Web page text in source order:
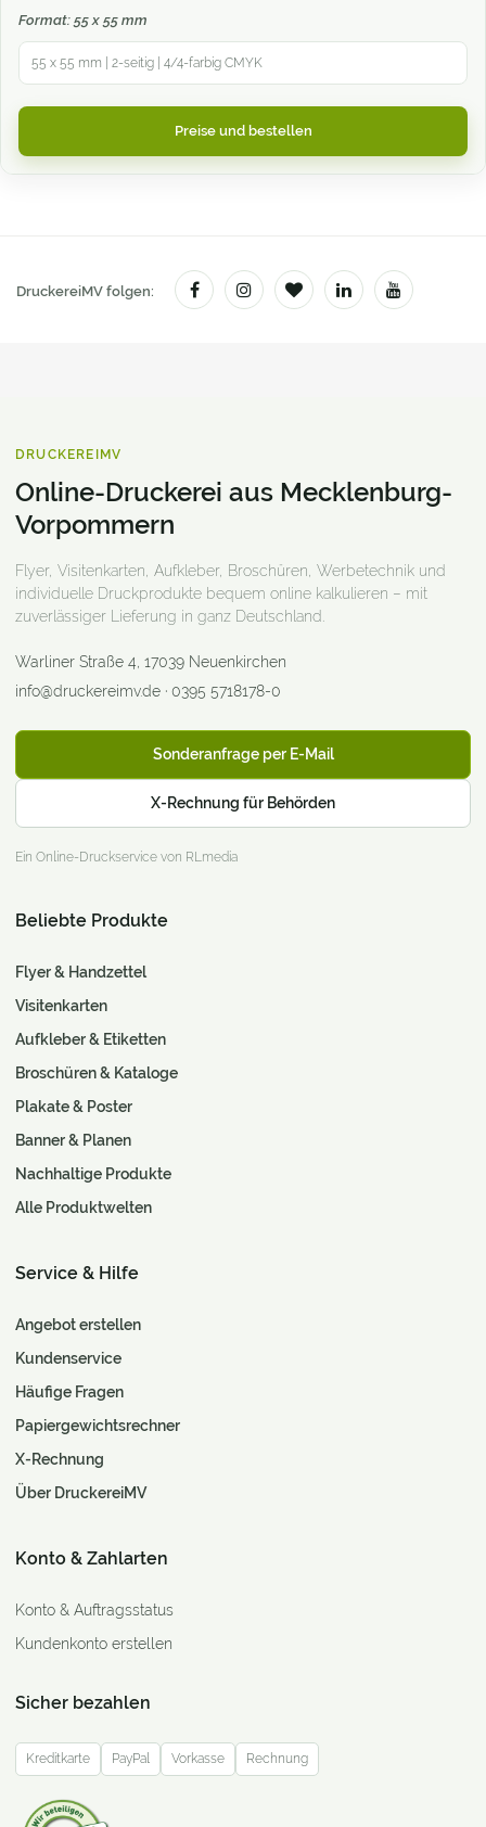
Format: 55 x 55 mm
55 x 55 mm | 2-seitig | 4/4-farbig CMYK
Preise und bestellen
DruckereiMV folgen:
DRUCKEREIMV
Online-Druckerei aus Mecklenburg-
Vorpommern
Flyer, Visitenkarten, Aufkleber, Broschüren, Werbetechnik und
individuelle Druckprodukte bequem online kalkulieren – mit
zuverlässiger Lieferung in ganz Deutschland.
Warliner Straße 4 17039 Neuenkirchen
info@druckereimv.de · 0395 5718178-0
Sonderanfrage per E-Mail
X-Rechnung für Behörden
Ein Online-Druckservice von RLmedia
Beliebte Produkte
Flyer & Handzettel
Visitenkarten
Aufkleber & Etiketten
Broschüren & Kataloge
Plakate & Poster
Banner & Planen
Nachhaltige Produkte
Alle Produktwelten
Service & Hilfe
Angebot erstellen
Kundenservice
Häufige Fragen
Papiergewichtsrechner
X-Rechnung
Über DruckereiMV
Konto & Zahlarten
Konto & Auftragsstatus
Kundenkonto erstellen
Sicher bezahlen
Kreditkarte PayPal Vorkasse Rechnung